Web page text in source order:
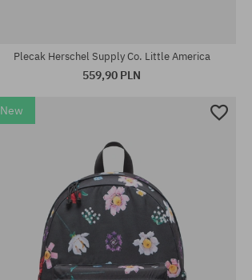
Plecak Herschel Supply Co. Little America
559,90 PLN
New